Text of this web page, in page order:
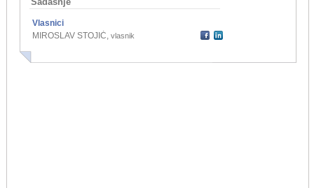
Vlasnici
MIROSLAV STOJIĆ, vlasnik